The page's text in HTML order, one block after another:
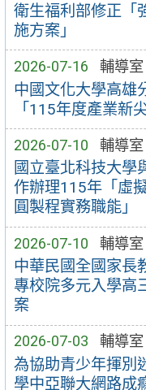
衛生福利部修正「
施方案」
2026-07-16 輔導室
中國文化大學高雄
「115年度產業新
2026-07-10 輔導室
國立臺北科技大學
作辦理115年「虛
圓製程實務職能」
2026-07-10 輔導室
中華民國全國家長
專校院多元入學高
案
2026-07-03 輔導室
為協助青少年揮別
學中亞聯大網路成